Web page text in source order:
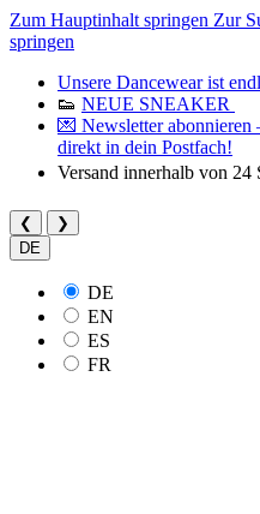
Zum Hauptinhalt springen Zur
springen
Unsere Dancewear ist
👟 NEUE SNEAKER
💌 Newsletter
direkt in dein Postfach!
Versand innerhalb von 24
❮
❯
DE
DE
EN
ES
FR